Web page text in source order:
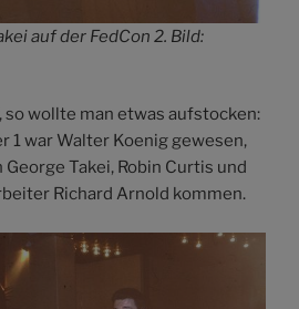
auf der FedCon 2. Bild:
so wollte man etwas aufstocken:
1 war Walter Koenig gewesen,
Takei, Robin Curtis und
Richard Arnold kommen.